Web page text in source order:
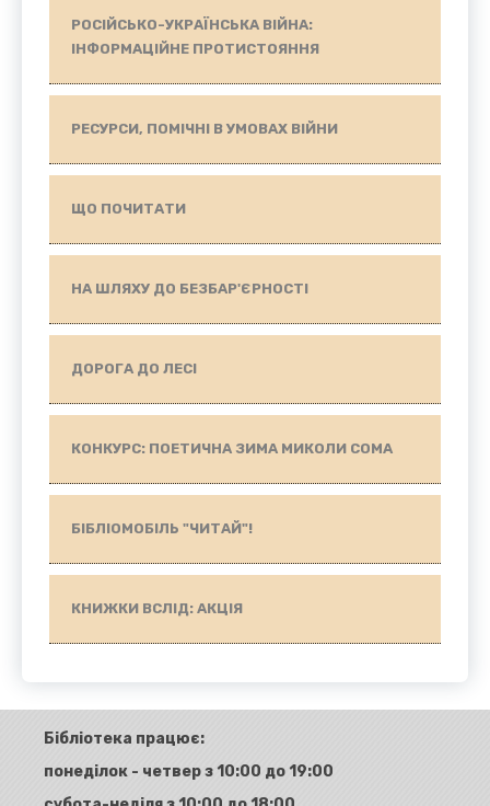
РОСІЙСЬКО-УКРАЇНСЬКА ВІЙНА:
ІНФОРМАЦІЙНЕ ПРОТИСТОЯННЯ
РЕСУРСИ, ПОМІЧНІ В УМОВАХ ВІЙНИ
ЩО ПОЧИТАТИ
НА ШЛЯХУ ДО БЕЗБАР'ЄРНОСТІ
ДОРОГА ДО ЛЕСІ
КОНКУРС: ПОЕТИЧНА ЗИМА МИКОЛИ СОМА
БІБЛІОМОБІЛЬ "ЧИТАЙ"!
КНИЖКИ ВСЛІД: АКЦІЯ
Бібліотека працює:
понеділок - четвер з 10:00 до 19:00